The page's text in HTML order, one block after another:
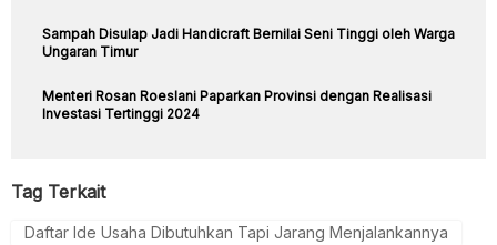
Sampah Disulap Jadi Handicraft Bernilai Seni Tinggi oleh Warga
Ungaran Timur
Menteri Rosan Roeslani Paparkan Provinsi dengan Realisasi
Investasi Tertinggi 2024
Tag Terkait
Daftar Ide Usaha Dibutuhkan Tapi Jarang Menjalankannya